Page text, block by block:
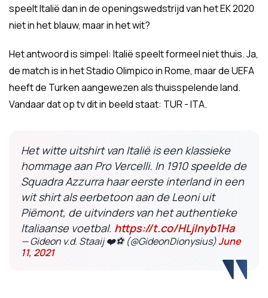
speelt Italië dan in de openingswedstrijd van het EK 2020
niet in het blauw, maar in het wit?
Het antwoord is simpel: Italië speelt formeel niet thuis. Ja,
de match is in het Stadio Olimpico in Rome, maar de UEFA
heeft de Turken aangewezen als thuisspelende land.
Vandaar dat op tv dit in beeld staat: TUR - ITA.
Het witte uitshirt van Italië is een klassieke
hommage aan Pro Vercelli. In 1910 speelde de
Squadra Azzurra haar eerste interland in een
wit shirt als eerbetoon aan de Leoni uit
Piëmont, de uitvinders van het authentieke
Italiaanse voetbal. https://t.co/HLjInyb1Ha
— Gideon v.d. Staaij ❤️⚽️ (@GideonDionysius)June
11, 2021